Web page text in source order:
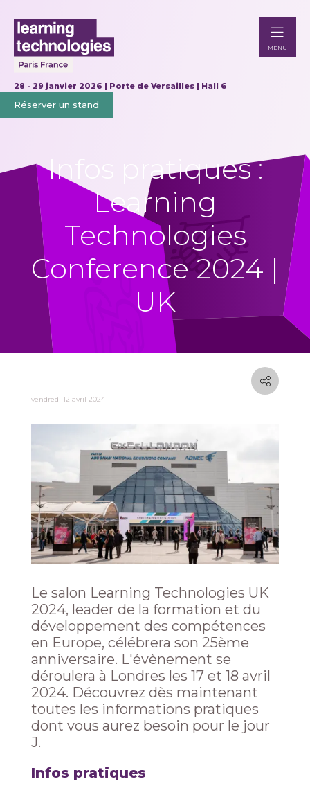
28 - 29 janvier 2026 | Porte de Versailles | Hall 6
Réserver un stand
MENU
Infos pratiques :
Learning
Technologies
Conference 2024 |
UK
vendredi 12 avril 2024
Le salon Learning Technologies UK
2024, leader de la formation et du
développement des compétences
en Europe, célébrera son 25ème
anniversaire. L'évènement se
déroulera à Londres les 17 et 18 avril
2024. Découvrez dès maintenant
toutes les informations pratiques
dont vous aurez besoin pour le jour
J.
Infos pratiques